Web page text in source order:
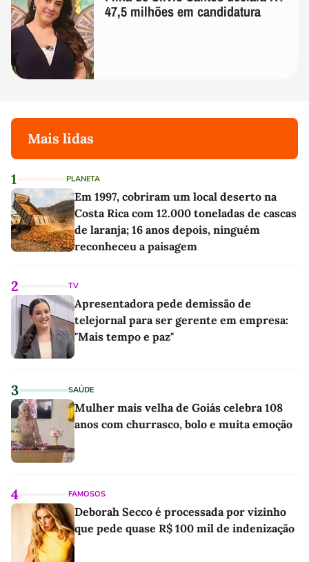
47,5 milhões em candidatura
Mais lidas
1 PLANETA
Em 1997, cobriram um local deserto na
Costa Rica com 12.000 toneladas de cascas
de laranja; 16 anos depois, ninguém
reconheceu a paisagem
2 TV
Apresentadora pede demissão de
telejornal para ser gerente em empresa:
"Mais tempo e paz"
3 SAÚDE
Mulher mais velha de Goiás celebra 108
anos com churrasco, bolo e muita emoção
4 FAMOSOS
Deborah Secco é processada por vizinho
que pede quase R$ 100 mil de indenização